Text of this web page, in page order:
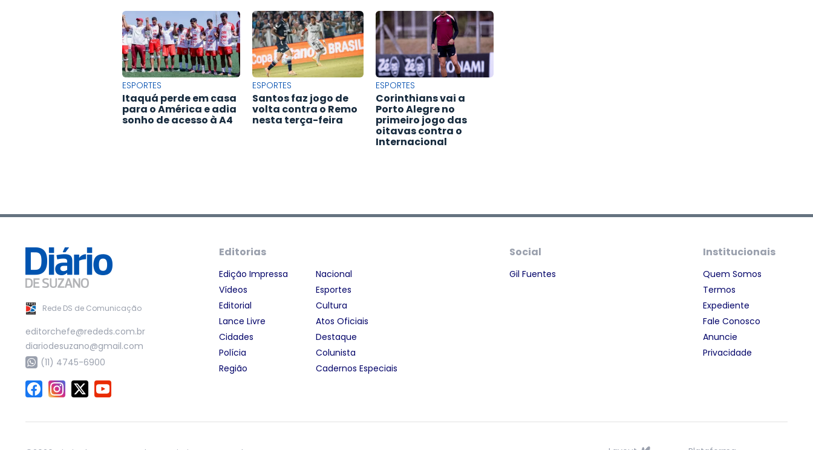
ESPORTES
Itaquá perde em casa
para o América e adia
sonho de acesso à A4
ESPORTES
Santos faz jogo de
volta contra o Remo
nesta terça-feira
ESPORTES
Corinthians vai a
Porto Alegre no
primeiro jogo das
oitavas contra o
Internacional
Rede DS de Comunicação
editorchefe@rededs.com.br
diariodesuzano@gmail.com
(11) 4745-6900
Editorias
Edição Impressa
Vídeos
Editorial
Lance Livre
Cidades
Polícia
Região
Nacional
Esportes
Cultura
Atos Oficiais
Destaque
Colunista
Cadernos Especiais
Social
Gil Fuentes
Institucionais
Quem Somos
Termos
Expediente
Fale Conosco
Anuncie
Privacidade